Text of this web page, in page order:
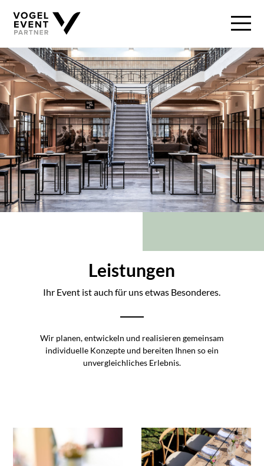
Leistungen
Ihr Event ist auch für uns etwas Besonderes.
Wir planen, entwickeln und realisieren gemeinsam
individuelle Konzepte und bereiten Ihnen so ein
unvergleichliches Erlebnis.